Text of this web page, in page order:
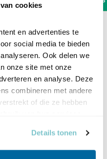
cookies
en advertenties te
social media te bieden
Ook delen we
onze site met onze
en analyse. Deze
combineren met andere
of die ze hebben
Details tonen